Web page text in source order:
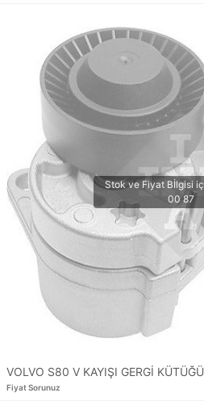
VOLVO S80 V KAYIŞI GERGİ KÜTÜĞÜ
Fiyat Sorunuz